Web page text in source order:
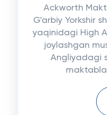
Ackworth
G'arbiy Yorkshir
yaqinidagi High
joylashgan
Angliyadagi